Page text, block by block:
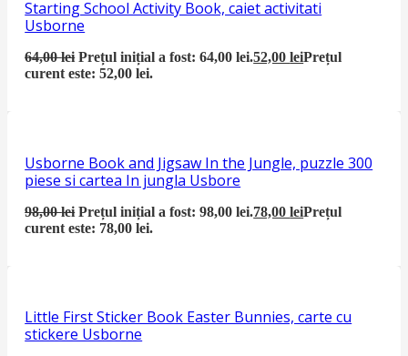
Starting School Activity Book, caiet activitati
Usborne
64,00lei Prețul inițial a fost: 64,00 lei.52,00leiPrețul
curent este: 52,00 lei.
Usborne Book and Jigsaw In the Jungle, puzzle 300
piese si cartea In jungla Usbore
98,00lei Prețul inițial a fost: 98,00 lei.78,00leiPrețul
curent este: 78,00 lei.
Little First Sticker Book Easter Bunnies, carte cu
stickere Usborne